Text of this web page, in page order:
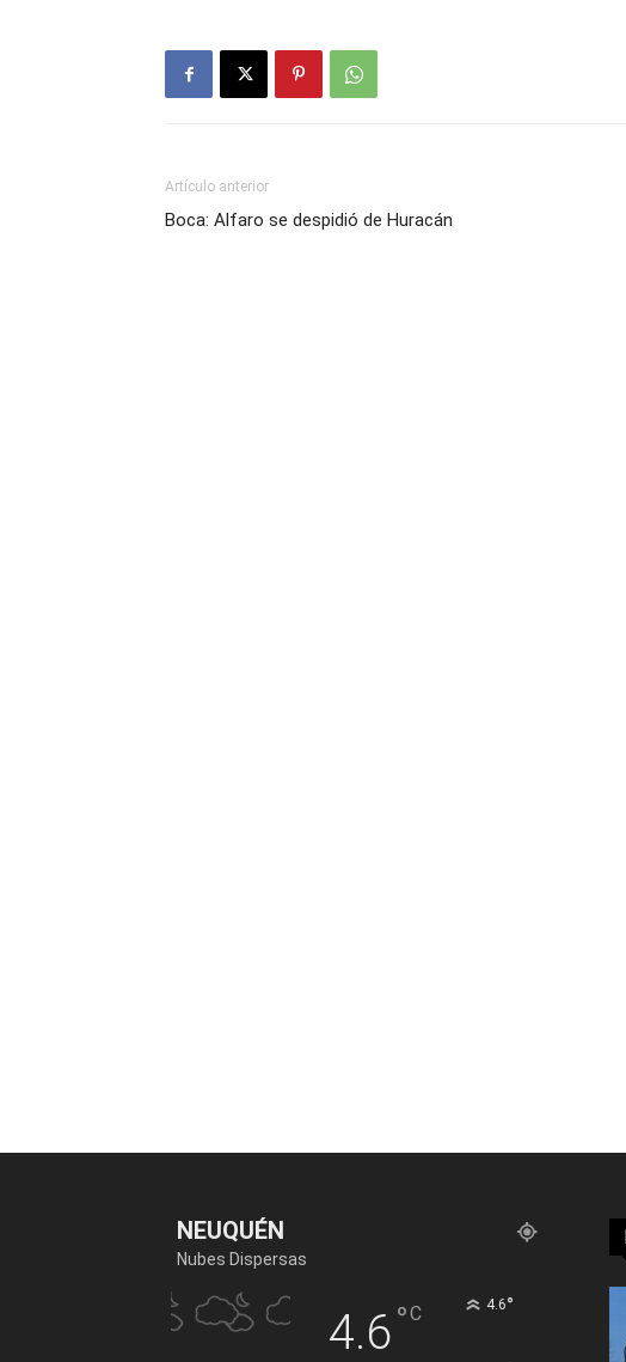
Artículo anterior
Boca: Alfaro se despidió de Huracán
NEUQUÉN
Nubes Dispersas
4.6°C 4.6°